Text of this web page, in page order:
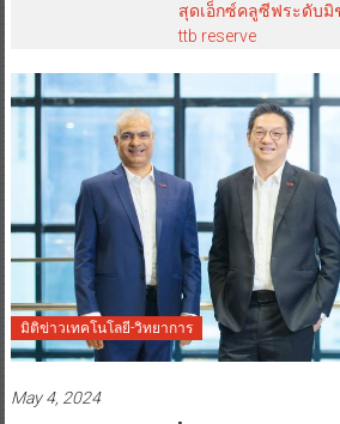
คาร์บอน ยกระดับคุณ
หมาย Net Zero 2050
มิติข่าวเทคโนโลยี-วิทยาการ
May 4, 2024